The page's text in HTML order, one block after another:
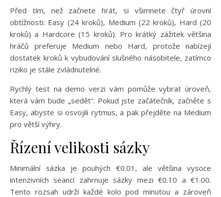
Před tím, než začnete hrát, si všimnete čtyř úrovní
obtížnosti: Easy (24 kroků), Medium (22 kroků), Hard (20
kroků) a Hardcore (15 kroků). Pro krátký zážitek většina
hráčů preferuje Medium nebo Hard, protože nabízejí
dostatek kroků k vybudování slušného násobitele, zatímco
riziko je stále zvládnutelné.
Rychlý test na demo verzi vám pomůže vybrat úroveň,
která vám bude „sedět“. Pokud jste začátečník, začněte s
Easy, abyste si osvojili rytmus, a pak přejděte na Medium
pro větší výhry.
Řízení velikosti sázky
Minimální sázka je pouhých €0.01, ale většina vysoce
intenzivních seancí zahrnuje sázky mezi €0.10 a €1.00.
Tento rozsah udrží každé kolo pod minutou a zároveň